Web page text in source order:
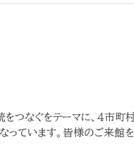
つなぐをテーマに、４市町
っています。皆様のご来館を